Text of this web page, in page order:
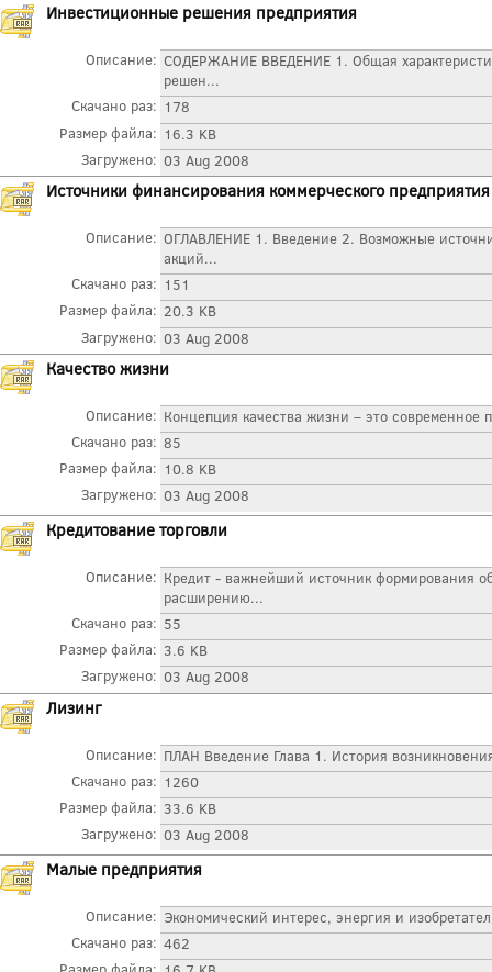
Инвестиционные решения предприятия
Описание: СОДЕРЖАНИЕ ВВЕДЕНИЕ 1. Общая
решен...
Скачано раз: 178
Размер файла: 16.3 KB
Загружено: 03 Aug 2008
Источники финансирования коммерческого предприятия
Описание: ОГЛАВЛЕНИЕ 1. Введение 2. Возможные
акций...
Скачано раз: 151
Размер файла: 20.3 KB
Загружено: 03 Aug 2008
Качество жизни
Описание: Концепция качества жизни – это современное
Скачано раз: 85
Размер файла: 10.8 KB
Загружено: 03 Aug 2008
Кредитование торговли
Описание: Кредит - важнейший источник формирования
расширению...
Скачано раз: 55
Размер файла: 3.6 KB
Загружено: 03 Aug 2008
Лизинг
Описание: ПЛАН Введение Глава 1. История
Скачано раз: 1260
Размер файла: 33.6 KB
Загружено: 03 Aug 2008
Малые предприятия
Описание: Экономический интерес, энергия и
Скачано раз: 462